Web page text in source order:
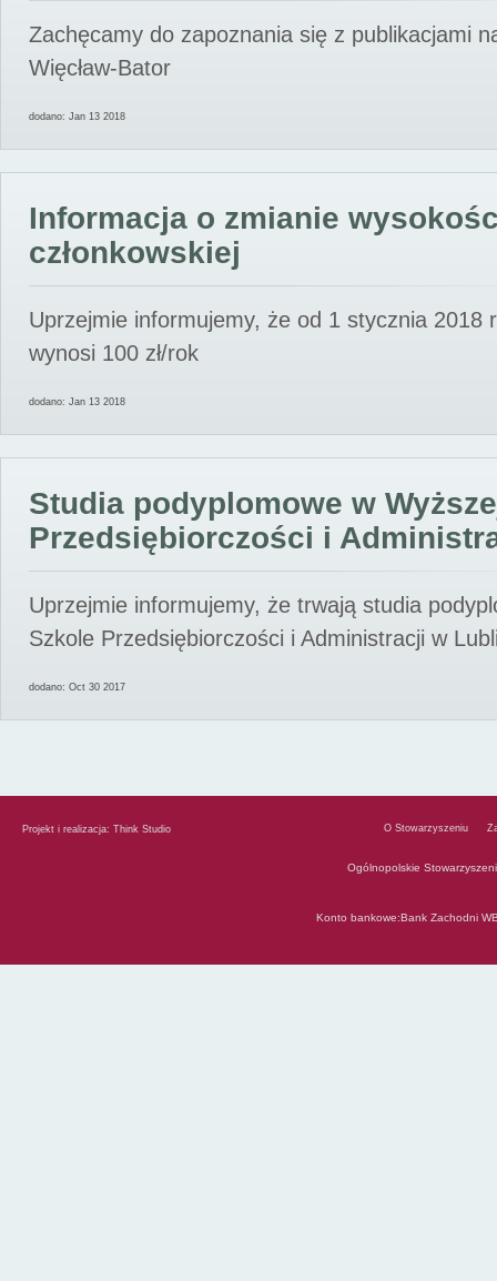
Zachęcamy do zapoznania się z publikacjami
Więcław-Bator
dodano: Jan 13 2018
Informacja o zmianie
członkowskiej
Uprzejmie informujemy, że od 1 stycznia 2018
wynosi 100 zł/rok
dodano: Jan 13 2018
Studia podyplomowe w
Przedsiębiorczości i
Uprzejmie informujemy, że trwają studia
Szkole Przedsiębiorczości i Administracji w
dodano: Oct 30 2017
Projekt i realizacja: Think Studio O Stowarzyszeniu
Ogólnopolskie
Konto bankowe:Bank Zachodni